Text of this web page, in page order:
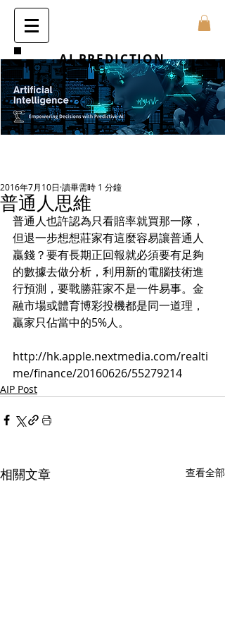
AI PREDICTION
普通人思維
2016年7月10日 讀畢需時 1 分鐘
普通人也許認為只看賠率就買那一隊，
但退一步想想莊家有這麼容易讓普通人
贏錢？要有長期正回報就必須要有足夠
的數據去做分析，利用新的電腦技術進
行預測，要戰勝莊家不是一件易事。金
融市場或體育博彩投機都是同一道理，
贏家只佔當中的5%人。
http://hk.apple.nextmedia.com/realti
me/finance/20160626/55279214
AIP Post
相關文章 查看全部